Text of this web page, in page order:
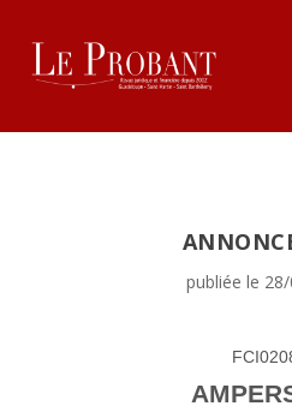
publiée le